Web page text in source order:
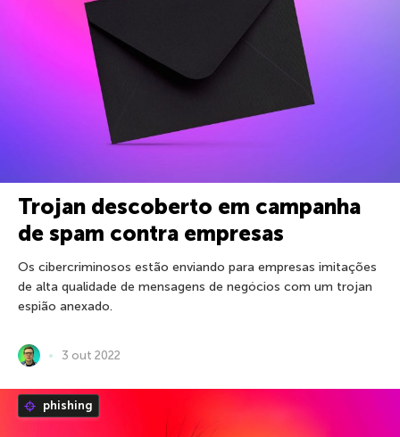
Trojan descoberto em campanha
de spam contra empresas
Os cibercriminosos estão enviando para empresas imitações
de alta qualidade de mensagens de negócios com um trojan
espião anexado.
3 out 2022
phishing